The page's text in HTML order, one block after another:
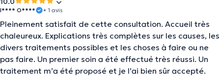
I**** O**** • 1 avis
Pleinement satisfait de cette consultation. Accueil très
chaleureux. Explications très complètes sur les causes, les
divers traitements possibles et les choses à faire ou ne
pas faire. Un premier soin a été effectué très réussi. Un
traitement m’a été proposé et je l’ai bien sûr accepté.